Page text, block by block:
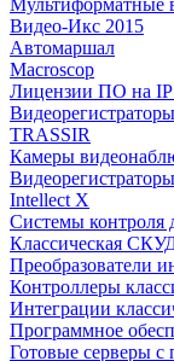
Мультиформатные
Видео-Икс 2015
Автомаршал
Macroscop
Лицензии ПО на IP
TRASSIR
Камеры
Intellect X
Системы контроля
Классическая
Преобразователи
Контроллеры
Интеграции
Программное
Готовые серверы